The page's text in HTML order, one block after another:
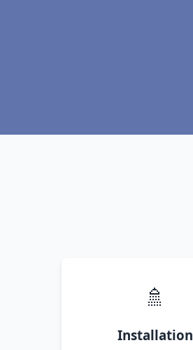
🚿
Installation